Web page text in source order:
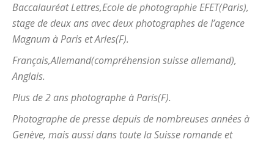
Baccalauréat Lettres,Ecole de photographie EFET(Paris),
stage de deux ans avec deux photographes de l’agence
Magnum à Paris et Arles(F).
Français,Allemand(compréhension suisse allemand),
Anglais.
Plus de 2 ans photographe à Paris(F).
Photographe de presse depuis de nombreuses années à
Genève, mais aussi dans toute la Suisse romande et